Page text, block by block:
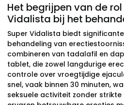
Het begrijpen van de
Vidalista bij het
Super Vidalista biedt
behandeling van
combineren van tadalafil en
tablet, die zowel langdurige
controle over vroegtijdige
snel, vaak binnen 30 minuten,
seksuele activiteit zonder strikte